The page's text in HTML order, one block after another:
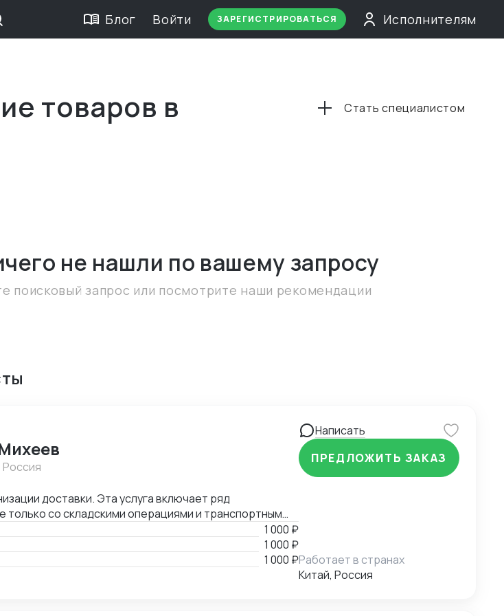
Блог Войти ЗАРЕГИСТРИРОВАТЬСЯ Исполнителям
товаров в
Стать специалистом
не нашли по вашему запросу
поисковый запрос или посмотрите наши рекомендации
доставки. Эта услуга включает ряд
только со складскими операциями и транспортным
входит таможенное оформление, помощь в
и разрешительной документации.
1 000 ₽
1 000 ₽
1 000 ₽
Написать
ПРЕДЛОЖИТЬ ЗАКАЗ
Работает в странах
Китай, Россия